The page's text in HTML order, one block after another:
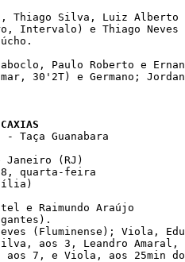
Thiago Silva, Luiz Alberto
Intervalo) e Thiago Neves
Paulo Roberto e
30'2T) e Germano;
- Taça Guanabara
Janeiro (RJ)
quarta-feira
e Raimundo Araújo
(Fluminense); Viola,
Silva, aos 3, Leandro
aos 7, e Viola, aos 25min